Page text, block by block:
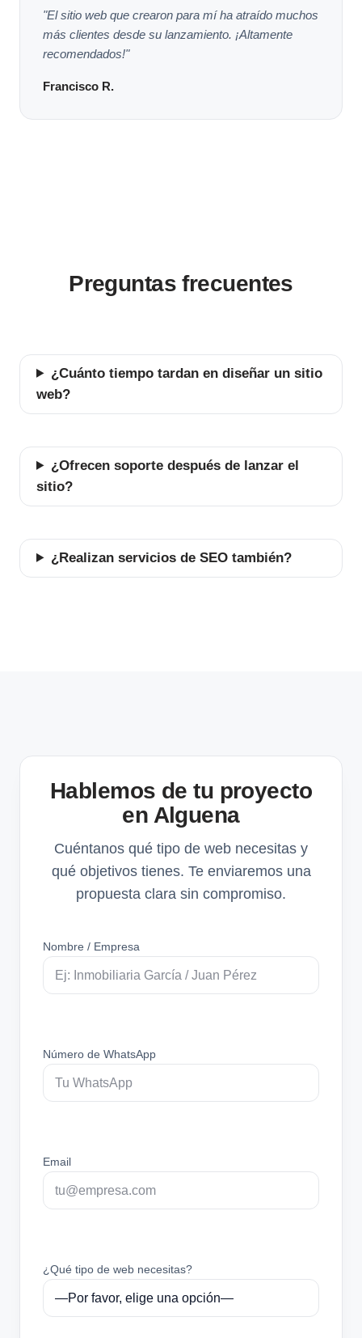
"El sitio web que crearon para mí ha atraído muchos
más clientes desde su lanzamiento. ¡Altamente
recomendados!"
Francisco R.
Preguntas frecuentes
¿Cuánto tiempo tardan en diseñar un sitio
web?
¿Ofrecen soporte después de lanzar el
sitio?
¿Realizan servicios de SEO también?
Hablemos de tu proyecto
en Alguena
Cuéntanos qué tipo de web necesitas y
qué objetivos tienes. Te enviaremos una
propuesta clara sin compromiso.
Nombre / Empresa
Número de WhatsApp
Email
¿Qué tipo de web necesitas?